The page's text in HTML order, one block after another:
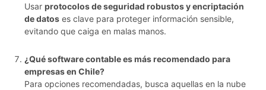
Usar protocolos de seguridad robustos y encriptación
de datos es clave para proteger información sensible,
evitando que caiga en malas manos.
¿Qué software contable es más recomendado para
empresas en Chile?
Para opciones recomendadas, busca aquellas en la nube